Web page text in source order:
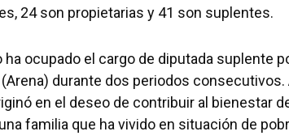
24 son propietarias y 41 son suplentes.
ha ocupado el cargo de diputada suplente
durante dos periodos
en el deseo de contribuir al bienestar
familia que ha vivido en situación de